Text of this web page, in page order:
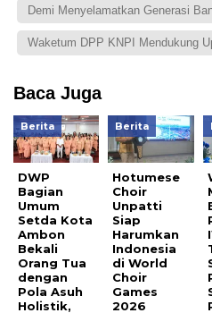
Demi Menyelamatkan Generasi
Waketum DPP KNPI Mendukung
Baca Juga
Berita
DWP
Bagian
Umum
Setda Kota
Ambon
Bekali
Orang Tua
dengan
Pola Asuh
Holistik,
Berita
Hotumese
Choir
Unpatti
Siap
Harumkan
Indonesia
di World
Choir
Games
2026